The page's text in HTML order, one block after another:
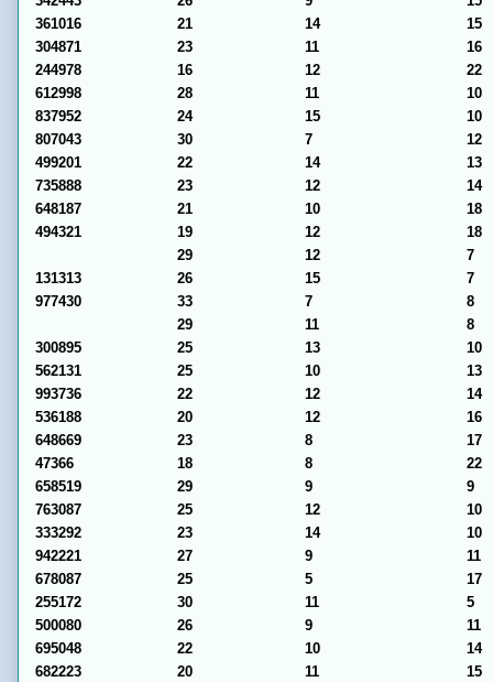
361016
21 14
15
304871
23 11
16
244978
16 12
22
612998
28 11
10
837952
24 15
10
807043
30 7
12
499201
22 14
13
735888
23 12
14
648187
21 10
18
494321
19 12
18
29
12
7
131313
26 15
7
977430
33 7
8
29
11
8
300895
25 13
10
562131
25 10
13
993736
22 12
14
536188
20 12
16
648669
23 8
17
47366
18 8
22
658519
29 9
9
763087
25 12
10
333292
23 14
10
942221
27 9
11
678087
25 5
17
255172
30 11
5
500080
26 9
11
695048
22 10
14
682223
20 11
15